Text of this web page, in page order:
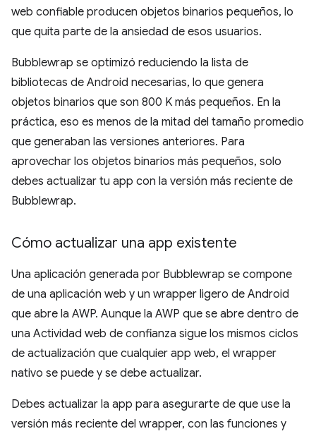
web confiable producen objetos binarios pequeños, lo
que quita parte de la ansiedad de esos usuarios.
Bubblewrap se optimizó reduciendo la lista de
bibliotecas de Android necesarias, lo que genera
objetos binarios que son 800 K más pequeños. En la
práctica, eso es menos de la mitad del tamaño promedio
que generaban las versiones anteriores. Para
aprovechar los objetos binarios más pequeños, solo
debes actualizar tu app con la versión más reciente de
Bubblewrap.
Cómo actualizar una app existente
Una aplicación generada por Bubblewrap se compone
de una aplicación web y un wrapper ligero de Android
que abre la AWP. Aunque la AWP que se abre dentro de
una Actividad web de confianza sigue los mismos ciclos
de actualización que cualquier app web, el wrapper
nativo se puede y se debe actualizar.
Debes actualizar la app para asegurarte de que use la
versión más reciente del wrapper, con las funciones y